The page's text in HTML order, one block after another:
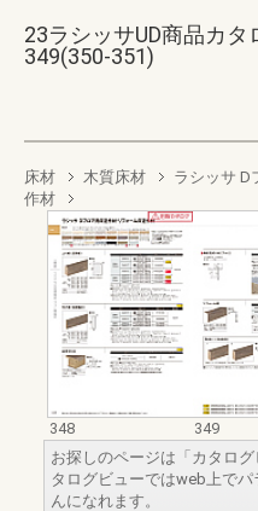
23ラシッサUD商品カ
349(350-351)
床材 木質床材
ラシッサ D
作材
348
349
お探しのページは「カタロ
タログビューではweb上で
んになれます。